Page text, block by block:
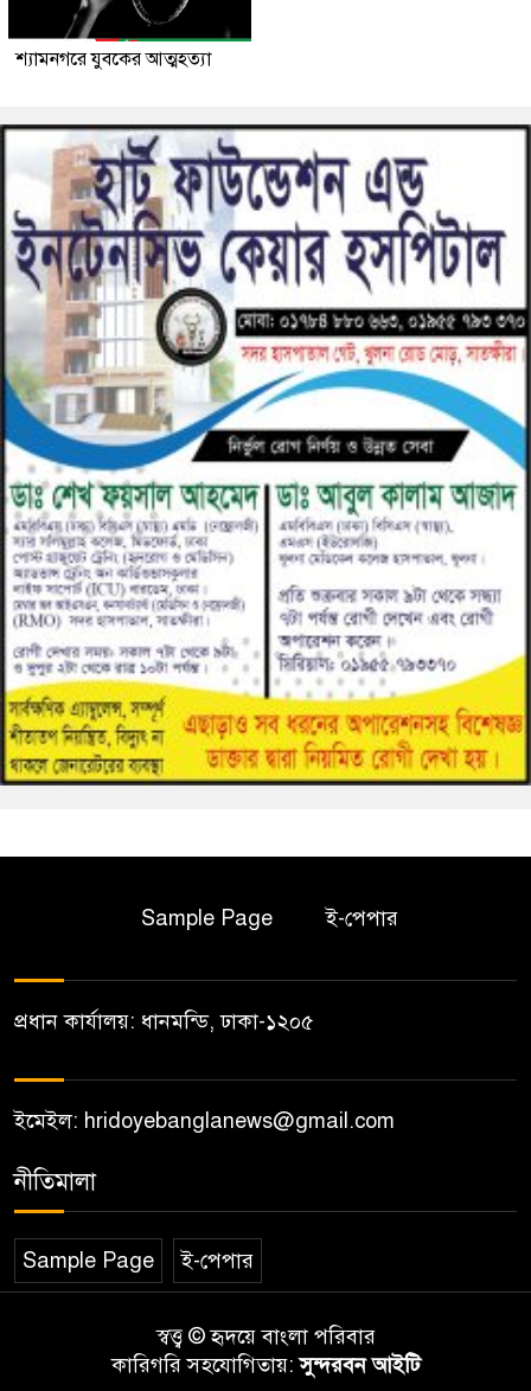
শ্যামনগরে যুবকের আত্মহত্যা
Sample Page ই-পেপার
প্রধান কার্যালয়: ধানমন্ডি, ঢাকা-১২০৫
ইমেইল: hridoyebanglanews@gmail.com
নীতিমালা
Sample Page ই-পেপার
স্বত্ত্ব © হৃদয়ে বাংলা পরিবার
কারিগরি সহযোগিতায়:সুন্দরবন আইটি